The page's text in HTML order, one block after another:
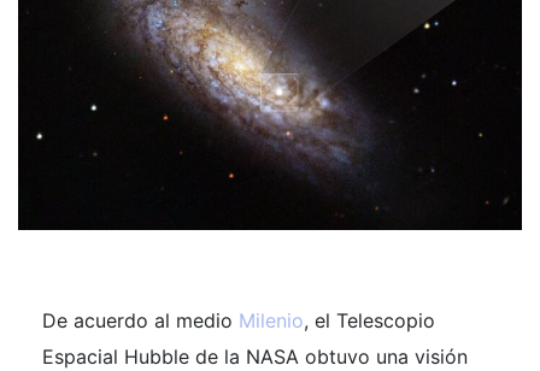
De acuerdo al medio Milenio, el Telescopio
Espacial Hubble de la NASA obtuvo una visión